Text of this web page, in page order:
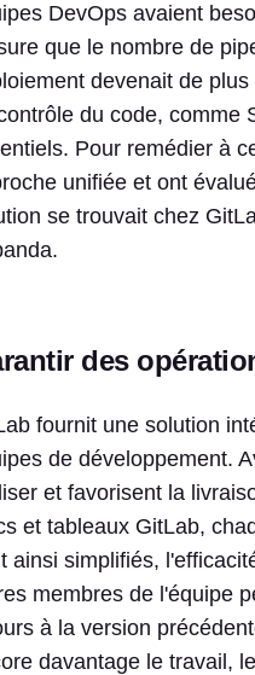
DevOps avaient
que le nombre de
devenait de
du code, comme
Pour remédier à
unifiée et ont
se trouvait chez
des
fournit une solution
de développement.
et favorisent la
et tableaux GitLab,
ainsi simplifiés,
membres de l'équipe
à la version
davantage le travail,